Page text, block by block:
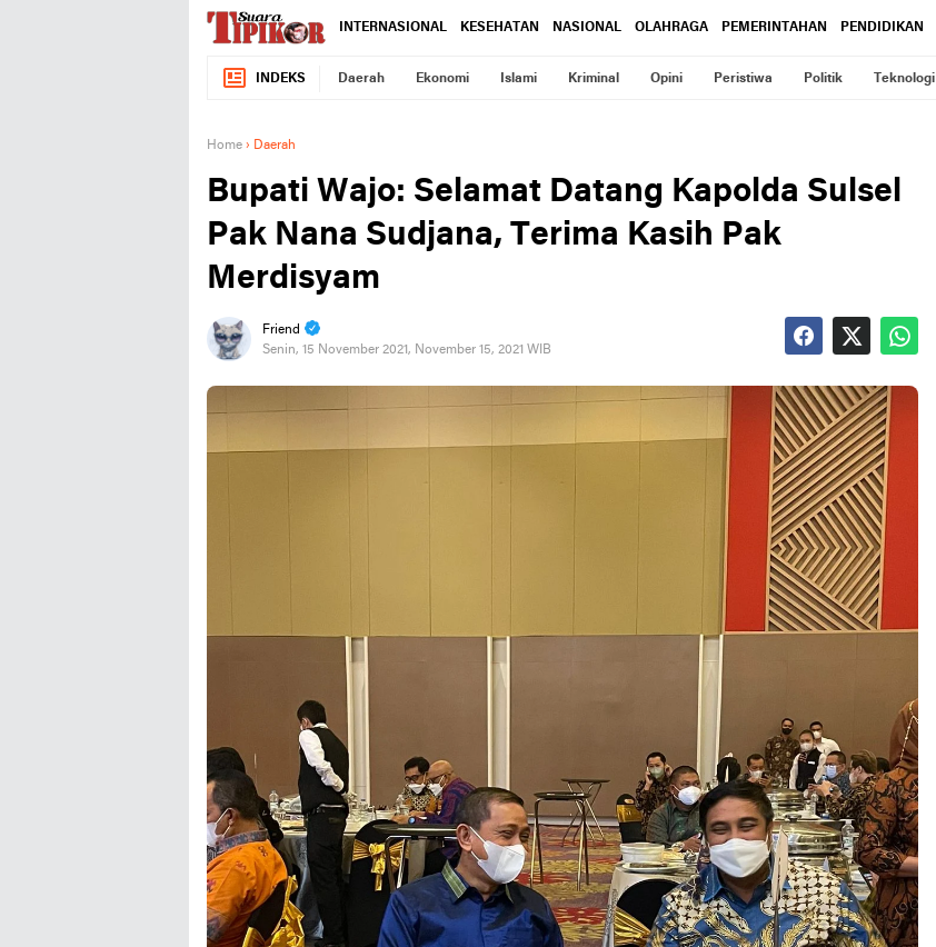
INTERNASIONAL KESEHATAN NASIONAL OLAHRAGA PEMERINTAHAN PENDIDIKAN
INDEKS Daerah Ekonomi Islami Kriminal Opini Peristiwa Politik Teknologi
Home › Daerah
Bupati Wajo: Selamat Datang Kapolda Sulsel
Pak Nana Sudjana, Terima Kasih Pak
Merdisyam
Friend
Senin, 15 November 2021, November 15, 2021 WIB